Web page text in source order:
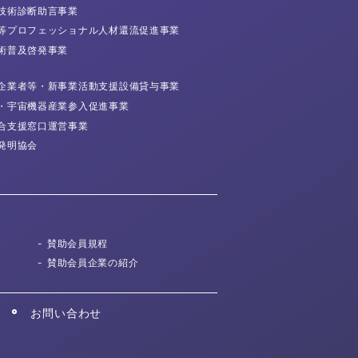
術診断助言事業
プロフェッショナル人材還流促進事業
普及啓発事業
業者等・ 新事業活動支援設備貸与事業
宇宙機器産業参入促進事業
支援窓口運営事業
明協会
賛助会員規程
賛助会員企業の紹介
お問い合わせ